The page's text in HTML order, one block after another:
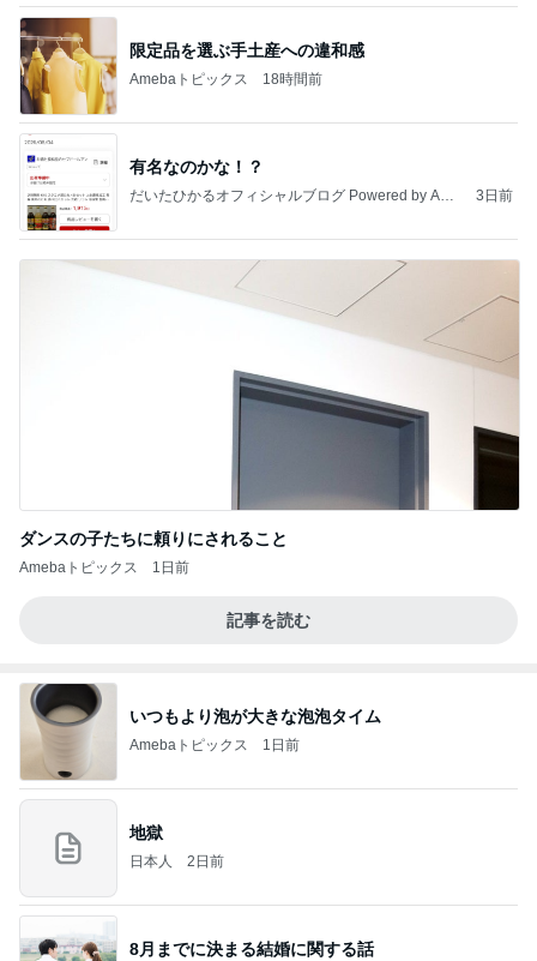
限定品を選ぶ手土産への違和感
Amebaトピックス 18時間前
有名なのかな！？
だいたひかるオフィシャルブログ Powered by Ame
3日前
ダンスの子たちに頼りにされること
Amebaトピックス 1日前
記事を読む
いつもより泡が大きな泡泡タイム
Amebaトピックス 1日前
地獄
日本人 2日前
8月までに決まる結婚に関する話